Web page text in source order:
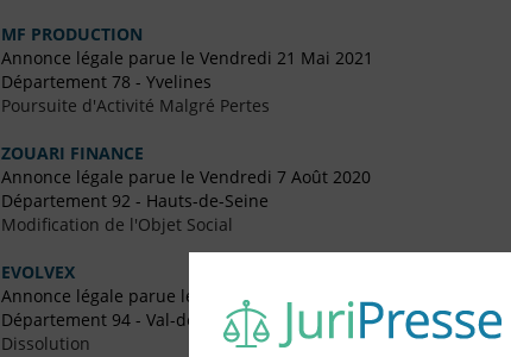
MF PRODUCTION
Annonce légale parue le Vendredi 21 Mai 2021
Département 78 - Yvelines
Poursuite d'Activité Malgré Pertes
ZOUARI FINANCE
Annonce légale parue le Vendredi 7 Août 2020
Département 92 - Hauts-de-Seine
Modification de l'Objet Social
EVOLVEX
Annonce légale parue le Vendredi 5 Avril 2019
Département 94 - Val-de-Marne
Dissolution